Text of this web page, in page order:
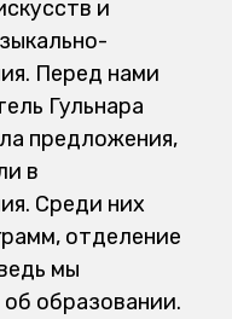
и
Перед нами
Гульнара
предложения,
в
Среди них
отделение
мы
образовании.